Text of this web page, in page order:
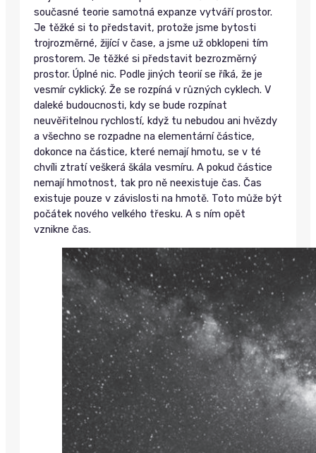
současné teorie samotná expanze vytváří prostor.
Je těžké si to představit, protože jsme bytosti
trojrozměrné, žijící v čase, a jsme už obklopeni tím
prostorem. Je těžké si představit bezrozměrný
prostor. Úplné nic. Podle jiných teorií se říká, že je
vesmír cyklický. Že se rozpíná v různých cyklech. V
daleké budoucnosti, kdy se bude rozpínat
neuvěřitelnou rychlostí, když tu nebudou ani hvězdy
a všechno se rozpadne na elementární částice,
dokonce na částice, které nemají hmotu, se v té
chvíli ztratí veškerá škála vesmíru. A pokud částice
nemají hmotnost, tak pro ně neexistuje čas. Čas
existuje pouze v závislosti na hmotě. Toto může být
počátek nového velkého třesku. A s ním opět
vznikne čas.